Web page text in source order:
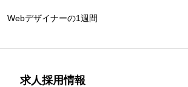
Webデザイナーの1週間
求人採用情報